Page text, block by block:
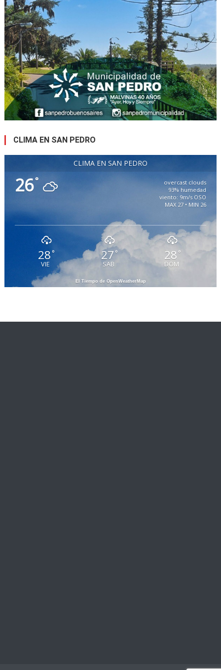
CLIMA EN SAN PEDRO
CLIMA EN SAN PEDRO
26°
overcast clouds
93% humedad
viento: 9m/s OSO
MAX 27 • MIN 26
28°
VIE
27 °
SAB
28 °
DOM
El Tiempo de OpenWeatherMap